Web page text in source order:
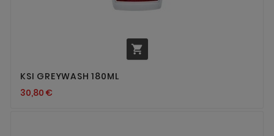

KSI GREYWASH 180ML
30,80 €